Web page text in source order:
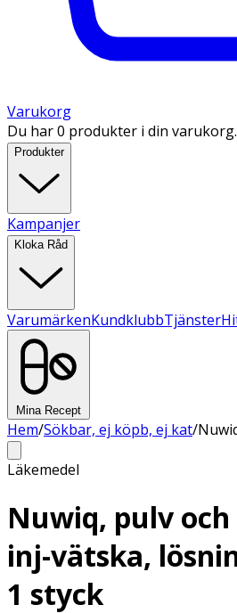
Varukorg
Du har 0 produkter i din varukorg.
Produkter
Kampanjer
Kloka Råd
VarumärkenKundklubbTjänster
Mina Recept
Hem/Sökbar, ej köpb, ej kat/
Läkemedel
Nuwiq, pulv
inj-vätska,
1 styck